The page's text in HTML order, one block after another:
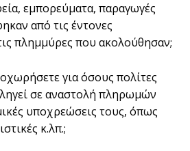
εμπορεύματα, παραγωγές
από τις έντονες
πλημμύρες που ακολούθησαν;
για όσους πολίτες
σε αναστολή πληρωμών
υποχρεώσεις τους, όπως
κ.λπ.;